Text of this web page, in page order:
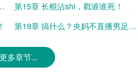
身！
第15章 长棍沾shi，戳谁谁死！
第19章 搞什么？央妈不直播男足，
多章节...